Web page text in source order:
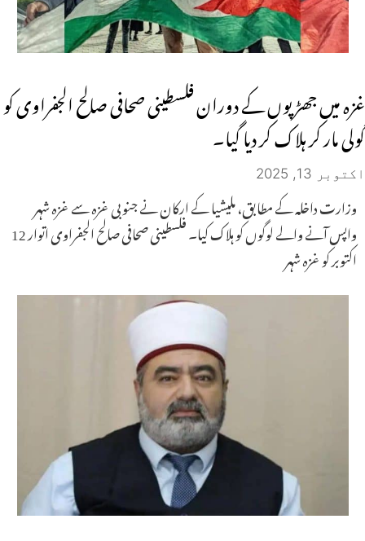
غزہ میں جھڑپوں کے دوران فلسطینی صحافی صالح الجفراوی کو
گولی مار کر ہلاک کر دیا گیا۔
اکتوبر 13, 2025
وزارت داخلہ کے مطابق، ملیشیا کے ارکان نے جنوبی غزہ سے غزہ شہر
واپس آنے والے لوگوں کو ہلاک کیا۔ فلسطینی صحافی صالح الجفراوی اتوار 12
اکتوبر کو غزہ شہر